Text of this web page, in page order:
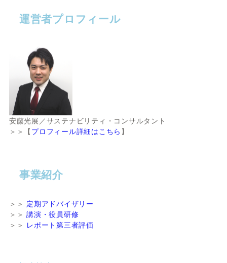
運営者プロフィール
安藤光展／サステナビリティ・コンサルタント
＞＞【 プロフィール詳細はこちら 】
事業紹介
＞＞ 定期アドバイザリー
＞＞講演・役員研修
＞＞ レポート第三者評価